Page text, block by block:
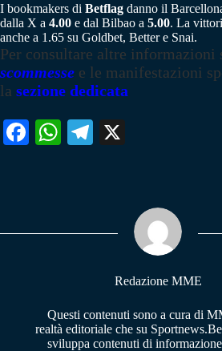
I bookmakers di Betflag danno il
dalla X a 4.00 e dal Bilbao a 5.00. La
anche a 1.65 su Goldbet, Better e Snai.
Per consultare altre informazioni
scommesse e le manifestazioni
la sezione dedicata
Fa W
pp
Te
m
Redazione MME
Questi contenuti sono a cura di
realtà editoriale che su
sviluppa contenuti di